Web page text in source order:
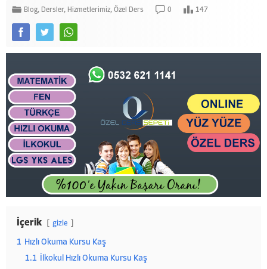
Blog, Dersler, Hizmetlerimiz, Özel Ders 0 147
İçerik gizle
1 Hızlı Okuma Kursu Kaş
1.1
İlkokul Hızlı Okuma Kursu Kaş